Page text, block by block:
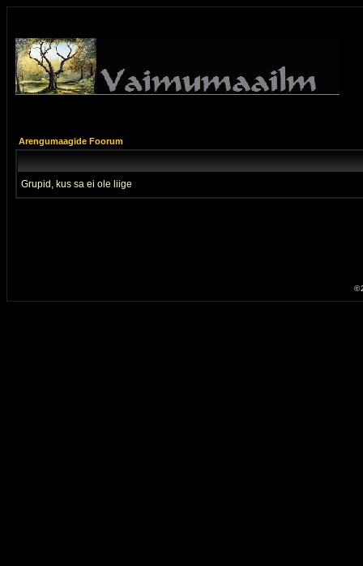
Arengumaagide Foorum
Grupid, kus sa ei ole liige
©